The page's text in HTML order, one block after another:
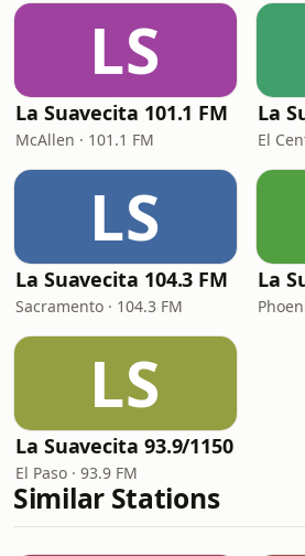
LS
La Suavecita 101.1 FM
McAllen · 101.1 FM
La
El
LS
La Suavecita 104.3 FM
Sacramento · 104.3 FM
LS
La Suavecita 93.9/1150
El Paso · 93.9 FM
Similar Stations